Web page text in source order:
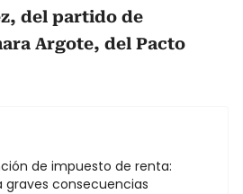
del partido de
Argote, del Pacto
de impuesto de renta:
graves consecuencias